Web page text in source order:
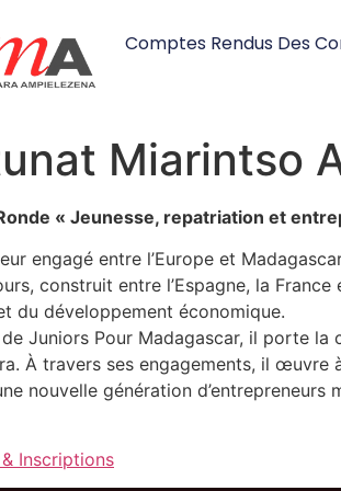
Comptes Rendus Des
Miarintso
« Jeunesse, repatriation et
engagé entre l’Europe et
construit entre l’Espagne, la
du développement économique.
Juniors Pour Madagascar, il porte
À travers ses engagements, il
nouvelle génération d’entrepreneurs
Inscriptions